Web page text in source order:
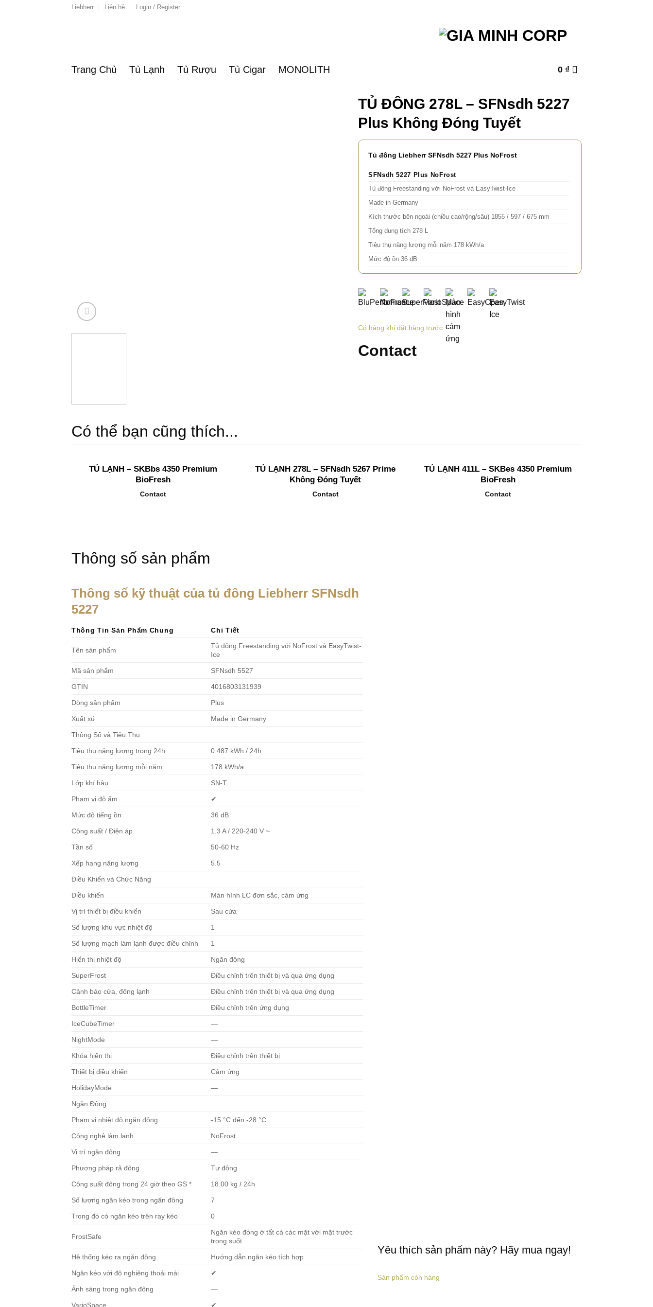
Liebherr Liên hệ Login / Register
Trang Chủ Tủ Lạnh Tủ Rượu Tủ Cigar MONOLITH 0 ₫
TỦ ĐÔNG 278L – SFNsdh 5227
Plus Không Đóng Tuyết
Tủ đông Liebherr SFNsdh 5227 Plus NoFrost
SFNsdh 5227 Plus NoFrost
Tủ đông Freestanding với NoFrost và EasyTwist-Ice
Made in Germany
Kích thước bên ngoài (chiều cao/rộng/sâu) 1855 / 597 / 675 mm
Tổng dung tích 278 L
Tiêu thụ năng lượng mỗi năm 178 kWh/a
Mức độ ồn 36 dB
Có hàng khi đặt hàng trước
Contact
Có thể bạn cũng thích...
TỦ LẠNH – SKBbs 4350 Premium
BioFresh
Contact
TỦ LẠNH 278L – SFNsdh 5267 Prime
Không Đóng Tuyết
Contact
TỦ LẠNH 411L – SKBes 4350 Premium
BioFresh
Contact
Thông số sản phẩm
Thông số kỹ thuật của tủ đông Liebherr SFNsdh
5227
Thông Tin Sản Phẩm Chung Chi Tiết
Tên sản phẩm
Tủ đông Freestanding với NoFrost và EasyTwist-
Ice
Mã sản phẩm SFNsdh 5527
GTIN 4016803131939
Dòng sản phẩm Plus
Xuất xứ Made in Germany
Thông Số và Tiêu Thụ
Tiêu thụ năng lượng trong 24h 0.487 kWh / 24h
Tiêu thụ năng lượng mỗi năm 178 kWh/a
Lớp khí hậu SN-T
Phạm vi độ ẩm ✔
Mức độ tiếng ồn 36 dB
Công suất / Điện áp 1.3 A / 220-240 V ~
Tần số 50-60 Hz
Xếp hạng năng lượng 5.5
Điều Khiển và Chức Năng
Điều khiển Màn hình LC đơn sắc, cảm ứng
Vị trí thiết bị điều khiển Sau cửa
Số lượng khu vực nhiệt độ 1
Số lượng mạch làm lạnh được điều chỉnh 1
Hiển thị nhiệt độ Ngăn đông
SuperFrost Điều chỉnh trên thiết bị và qua ứng dụng
Cảnh báo cửa, đông lạnh Điều chỉnh trên thiết bị và qua ứng dụng
BottleTimer Điều chỉnh trên ứng dụng
IceCubeTimer —
NightMode —
Khóa hiển thị Điều chỉnh trên thiết bị
Thiết bị điều khiển Cảm ứng
HolidayMode —
Ngăn Đông
Phạm vi nhiệt độ ngăn đông -15 °C đến -28 °C
Công nghệ làm lạnh NoFrost
Vị trí ngăn đông —
Phương pháp rã đông Tự động
Công suất đông trong 24 giờ theo GS * 18.00 kg / 24h
Số lượng ngăn kéo trong ngăn đông 7
Trong đó có ngăn kéo trên ray kéo 0
FrostSafe
Ngăn kéo đóng ở tất cả các mặt với mặt trước
trong suốt
Hệ thống kéo ra ngăn đông Hướng dẫn ngăn kéo tích hợp
Ngăn kéo với độ nghiêng thoải mái ✔
Ánh sáng trong ngăn đông —
VarioSpace ✔
Yêu thích sản phẩm này? Hãy mua ngay!
Sản phẩm còn hàng